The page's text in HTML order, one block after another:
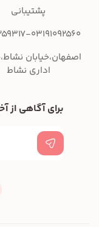
پشتیبانی
03191092560
اصفهان،خیابان
اداری نشاط
برای آگاهی از